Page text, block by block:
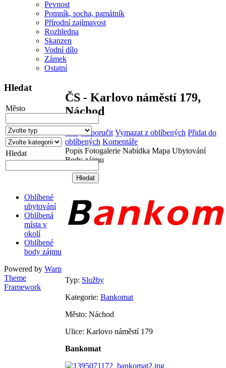
Pevnost
Pomník, socha, památník
Přírodní zajímavost
Rozhledna
Skanzen
Vodní dílo
Zámek
Ostatní
ČS - Karlovo náměstí 179,
Náchod
Doporučit Vymazat z oblíbených Přidat do
oblíbených Komentáře
Popis Fotogalerie Nabídka Mapa Ubytování
Body zájmu
Typ: Služby
Kategorie: Bankomat
Město: Náchod
Ulice: Karlovo náměstí 179
Bankomat
Hledat
Město
Hledat
Oblíbené
ubytování
Oblíbená
místa v
okolí
Oblíbené
body zájmu
Powered by Warp
Theme
Framework